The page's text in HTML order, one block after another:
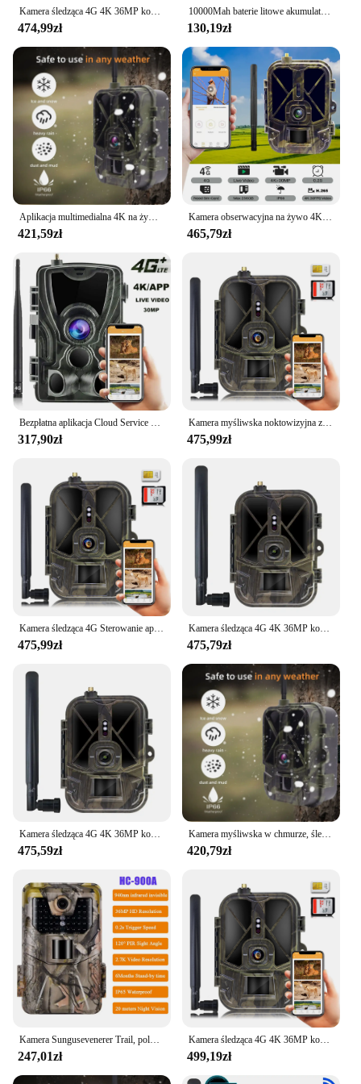
versatility.
Kamera śledząca 4G 4K 36MP kontrola aplikacji 8000MA bateria litowa kamera myśliwska noktowizor rozpoznawanie dzikiej przyrody
474,99zł
10000Mah baterie litowe akumulatory do Suntekcam Wifi940PROLI HC940PROLI bateria litowa wersja kamera obserwacyjna
130,19zł
Aplikacja multimedialna 4K na żywo, aby nie polować na baterie litowe, kamera obserwacyjna kamera 4G 30M noktowizyjne fotopułapki HC940PRO-AA
421,59zł
Kamera obserwacyjna na żywo 4K 4G 30MP APP Clould serwisowe kamery myśliwskie 10000Mah akumulator litowy noktowizor pułapki fotograficzne HC940PROLI
465,79zł
317,90zł
Kamera myśliwska noktowizyjna ze sterowaniem aplikacją, kamera śledząca 4G, kontrola aplikacji, serwis w chmurze, bateria litowo-jonowa 8000 mAh, 120 ° Wykrywanie,
475,99zł
475,99zł
Kamera śledząca 4G 4K 36MP kontrola aplikacji 8000MA bateria litowa kamera myśliwska noktowizor kamera rozpoznawcza dzikiej przyrody
475,79zł
475,59zł
Kamera myśliwska w chmurze, śledzenie na zewnątrz, 4K, 36 MP, kontrola 4G, bateria AA, noktowizor, 120 ° Wykrywanie, nagrywanie dzikiej przyrody
420,79zł
247,01zł
Kamera śledząca 4G 4K 36MP kontrola aplikacji kamera myśliwska chmur gra na zewnątrz kamera noktowizyjna wykrywająca 120 ° rozpoznanie dzikich zwierząt
499,19zł